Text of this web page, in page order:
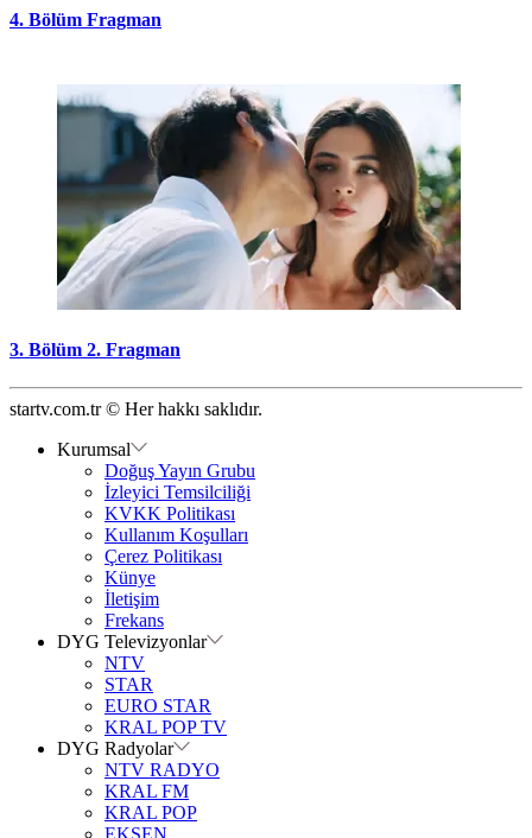
4. Bölüm Fragman
3. Bölüm 2. Fragman
startv.com.tr © Her hakkı saklıdır.
Kurumsal
Doğuş Yayın Grubu
İzleyici Temsilciliği
KVKK Politikası
Kullanım Koşulları
Çerez Politikası
Künye
İletişim
Frekans
DYG Televizyonlar
NTV
STAR
EURO STAR
KRAL POP TV
DYG Radyolar
NTV RADYO
KRAL FM
KRAL POP
EKSEN